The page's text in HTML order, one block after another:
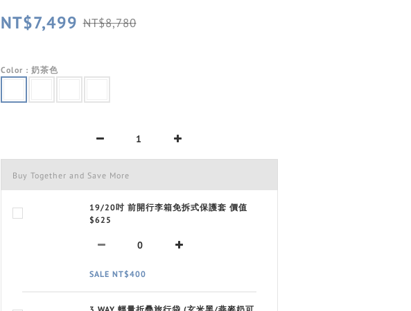
NT$7,499 NT$8,780
Color : 奶茶色
Buy Together and Save More
19/20吋 前開行李箱免拆式保護套 價值
$625
SALE NT$400
3 WAY 輕量折疊旅行袋 (玄米黑/燕麥奶可